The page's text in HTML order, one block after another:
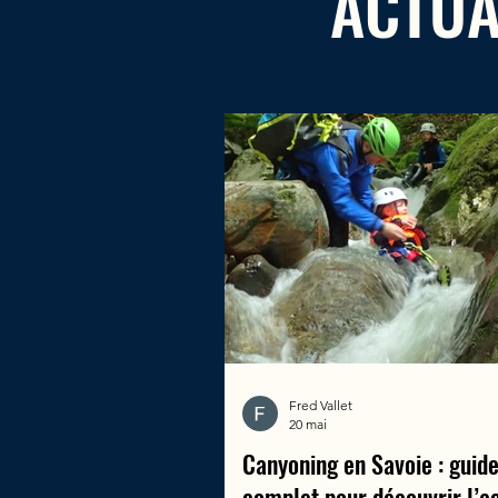
Canyoning en Savoie : guide
Fred Vallet
20 mai